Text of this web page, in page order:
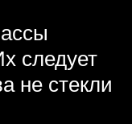
следует
не стекли